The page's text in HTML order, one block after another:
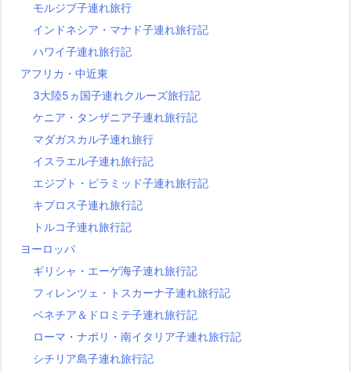
モルジブ子連れ旅行
インドネシア・マナド子連れ旅行記
ハワイ子連れ旅行記
アフリカ・中近東
3大陸5ヵ国子連れクルーズ旅行記
ケニア・タンザニア子連れ旅行記
マダガスカル子連れ旅行
イスラエル子連れ旅行記
エジプト・ピラミッド子連れ旅行記
キプロス子連れ旅行記
トルコ子連れ旅行記
ヨーロッパ
ギリシャ・エーゲ海子連れ旅行記
フィレンツェ・トスカーナ子連れ旅行記
ベネチア＆ドロミテ子連れ旅行記
ローマ・ナポリ・南イタリア子連れ旅行記
シチリア島子連れ旅行記